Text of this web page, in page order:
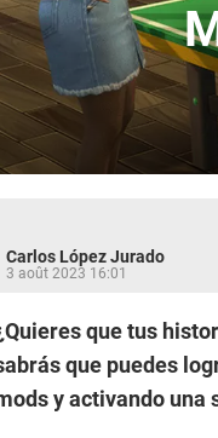
Carlos López Jurado
3 août 2023 16:01
que tus
que puedes
y activando una